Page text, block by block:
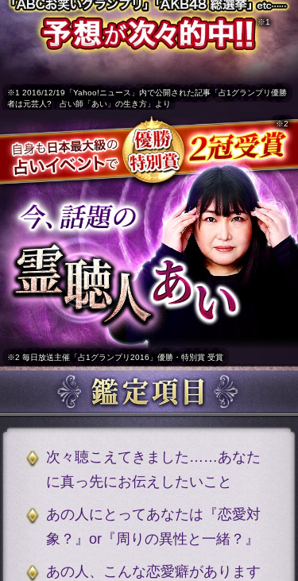
※1
※1 2016/12/19「Yahoo!ニュース」内で公開された記事「占1グランプリ優勝
者は元芸人? 占い師「あい」の生き方」より
※2
※2 毎日放送主催「占1グランプリ2016」優勝・特別賞 受賞
次々聴こえてきました……あなた
に真っ先にお伝えしたいこと
あの人にとってあなたは『恋愛対
象？』or『周りの異性と一緒？』
あの人、こんな恋愛癖があります